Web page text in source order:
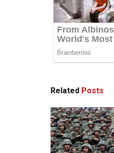
Related Posts